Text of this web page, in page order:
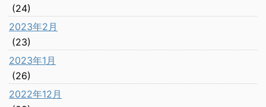
(24)
2023年2月
(23)
2023年1月
(26)
2022年12月